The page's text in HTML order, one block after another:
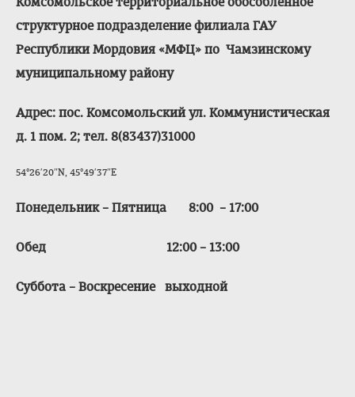
структурное подразделение филиала ГАУ
Республики Мордовия «МФЦ» по Чамзинскому
муниципальному району
Адрес: пос. Комсомольский ул. Коммунистическая
д. 1 пом. 2; тел. 8(83437)31000
54°26′20″N, 45°49′37″E
Понедельник – Пятница 8:00 – 17:00
Обед 12:00 – 13:00
Суббота – Воскресение выходной